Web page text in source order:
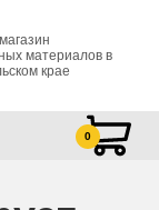
материалов в
крае
0